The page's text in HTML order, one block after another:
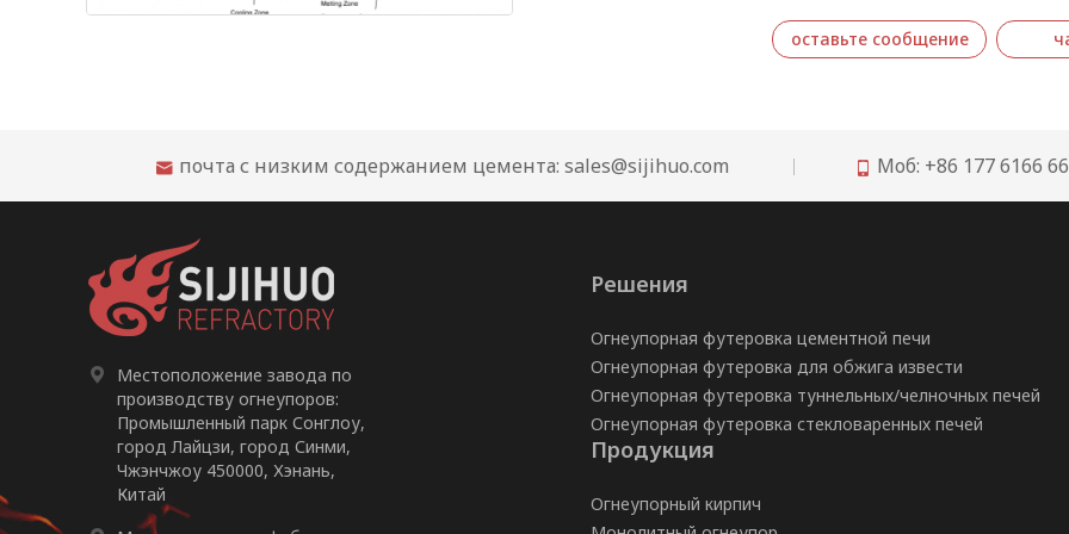
огнеупорная стеклянная
SIJIHUO REFRACTORY может
оставьте сообщение
 почта с низким содержанием цемента: sales@sijihuo.com  Моб: +86 177 6166

Местоположение завода по
производству огнеупоров:
Промышленный парк Сонглоу,
город Лайцзи, город Синми,
Чжэнчжоу 450000, Хэнань,
Китай
Решения
Огнеупорная футеровка цементной печи
Огнеупорная футеровка для обжига извести
Огнеупорная футеровка туннельных/челночных печей
Огнеупорная футеровка стекловаренных печей
Продукция
Огнеупорный кирпич